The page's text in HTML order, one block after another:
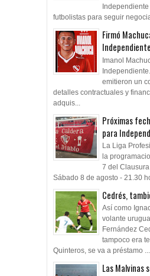
futbolistas para seguir
Firmó
Independiente
Imanol
emitieron un
detalles contractuales y
adquis...
Próximas
para
La Liga
la
7 del
Sábado 8 de agosto - 21.30
Cedrés,
Así como
volante
Fernández
tampoco era
Quinteros, se va a préstamo ...
Las Malvinas